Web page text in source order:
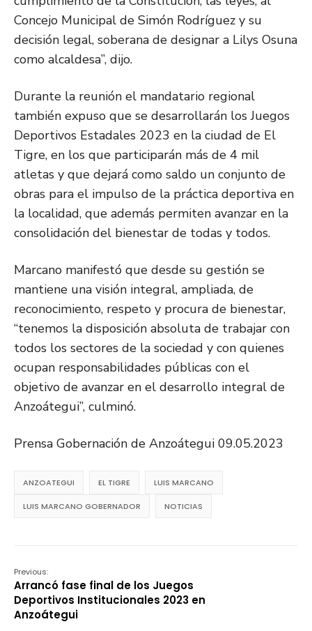
Concejo Municipal de Simón Rodríguez y su
decisión legal, soberana de designar a Lilys Osuna
como alcaldesa”, dijo.
Durante la reunión el mandatario regional
también expuso que se desarrollarán los Juegos
Deportivos Estadales 2023 en la ciudad de El
Tigre, en los que participarán más de 4 mil
atletas y que dejará como saldo un conjunto de
obras para el impulso de la práctica deportiva en
la localidad, que además permiten avanzar en la
consolidación del bienestar de todas y todos.
Marcano manifestó que desde su gestión se
mantiene una visión integral, ampliada, de
reconocimiento, respeto y procura de bienestar,
“tenemos la disposición absoluta de trabajar con
todos los sectores de la sociedad y con quienes
ocupan responsabilidades públicas con el
objetivo de avanzar en el desarrollo integral de
Anzoátegui”, culminó.
Prensa Gobernación de Anzoátegui 09.05.2023
ANZOATEGUI EL TIGRE LUIS MARCANO
LUIS MARCANO GOBERNADOR NOTICIAS
Previous:
Arrancó fase final de los Juegos
Deportivos Institucionales 2023 en
Anzoátegui